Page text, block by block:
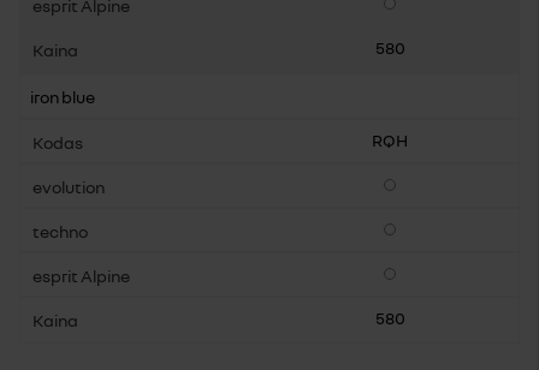
Pasirenkama įranga
580
iron blue
RQH
Pasirenkama įranga
Pasirenkama įranga
Pasirenkama įranga
580